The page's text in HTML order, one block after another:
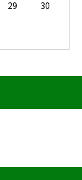
29
30